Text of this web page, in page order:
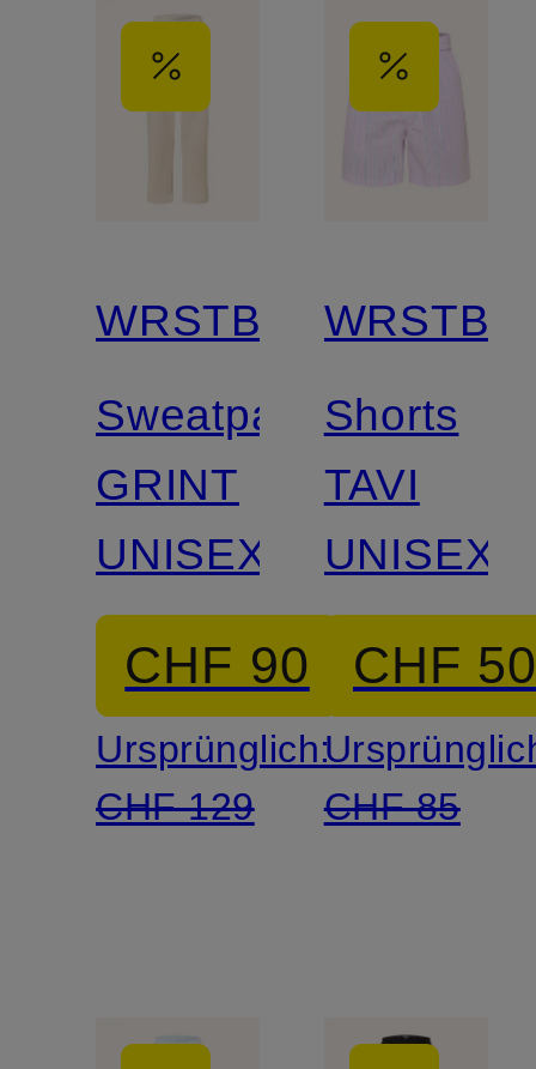
WRSTBHVR
Sweatpants
GRINT
UNISEX
CHF 90
Ursprünglich:
CHF 129
Shorts
TAVI
UNISEX
CHF
CHF 85